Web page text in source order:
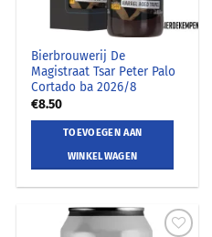
Bierbrouwerij De
Magistraat Tsar Peter Palo
Cortado ba 2026/8
€8.50
TOEVOEGEN AAN
WINKELWAGEN